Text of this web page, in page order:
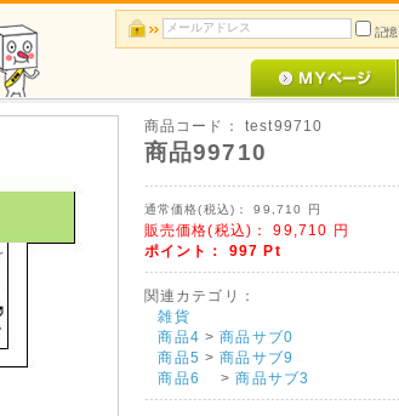
記憶
商品コード： test99710
商品99710
通常価格(税込)： 99,710 円
販売価格(税込)： 99,710 円
ポイント： 997 Pt
関連カテゴリ：
雑貨
商品4 >商品サブ0
商品5 >商品サブ9
商品6
>商品サブ3